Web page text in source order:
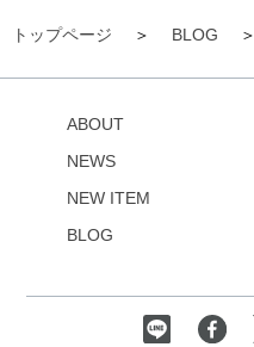
トップページ BLOG
ABOUT
NEWS
NEW ITEM
BLOG